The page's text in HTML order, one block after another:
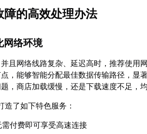
的高效处理办法
网络环境
且网络线路复杂、延迟高时，推荐使用
，能够智能分配最佳数据传输路径，显
，商店加载缓慢，还是下载速度不足，
造了如下特色服务：
需付费即可享受高速连接